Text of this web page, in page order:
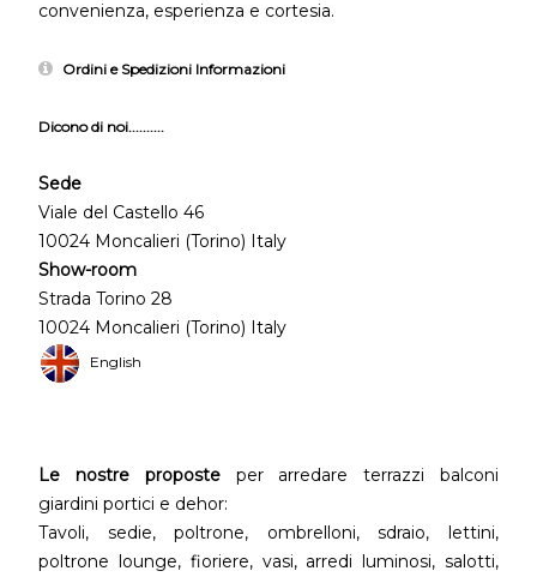
convenienza, esperienza e cortesia.
Ordini e Spedizioni Informazioni
Dicono di noi..........
Sede
Viale del Castello 46
10024 Moncalieri (Torino) Italy
Show-room
Strada Torino 28
10024 Moncalieri (Torino) Italy
English
Le nostre proposteper arredare terrazzi balconi
giardini portici e dehor:
Tavoli, sedie, poltrone, ombrelloni, sdraio, lettini,
poltrone lounge, fioriere, vasi, arredi luminosi, salotti,